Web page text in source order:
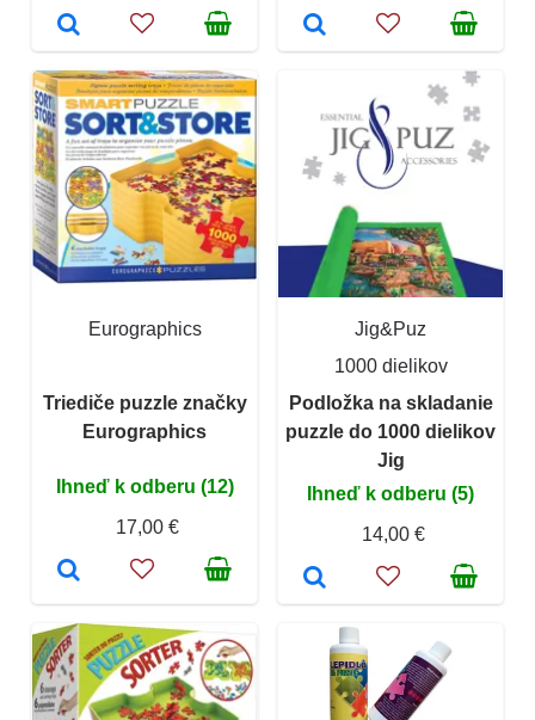
Eurographics
Triediče puzzle značky
Eurographics
Ihneď k odberu (12)
17,00 €
Jig&Puz
1000 dielikov
Podložka na skladanie
puzzle do 1000 dielikov
Jig
Ihneď k odberu (5)
14,00 €